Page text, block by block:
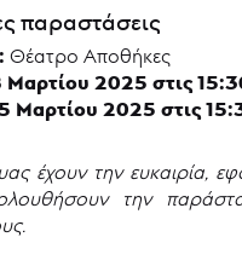
παραστάσεις
Θέατρο Αποθήκες
2025 στις
Μαρτίου 2025 στις
έχουν την ευκαιρία,
την